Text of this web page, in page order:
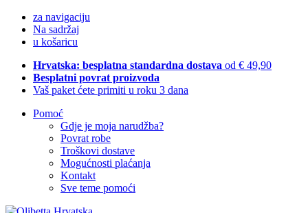
za navigaciju
Na sadržaj
u košaricu
Hrvatska: besplatna standardna dostava od € 49,90
Besplatni povrat proizvoda
Vaš paket ćete primiti u roku 3 dana
Pomoć
Gdje je moja narudžba?
Povrat robe
Troškovi dostave
Mogućnosti plaćanja
Kontakt
Sve teme pomoći